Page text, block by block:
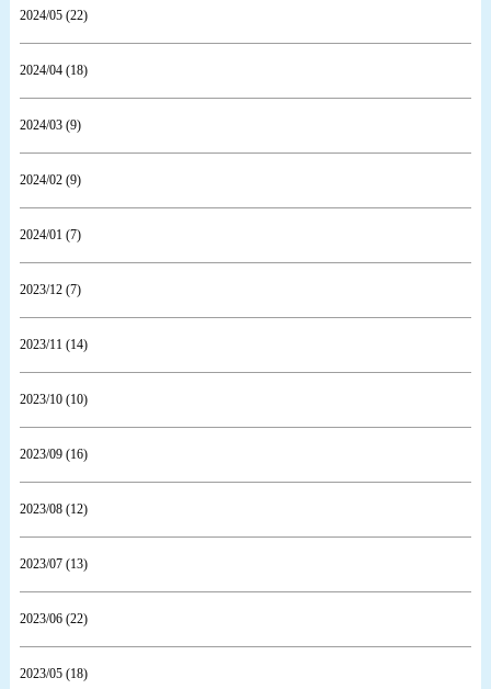
2024/05 (22)
2024/04 (18)
2024/03 (9)
2024/02 (9)
2024/01 (7)
2023/12 (7)
2023/11 (14)
2023/10 (10)
2023/09 (16)
2023/08 (12)
2023/07 (13)
2023/06 (22)
2023/05 (18)